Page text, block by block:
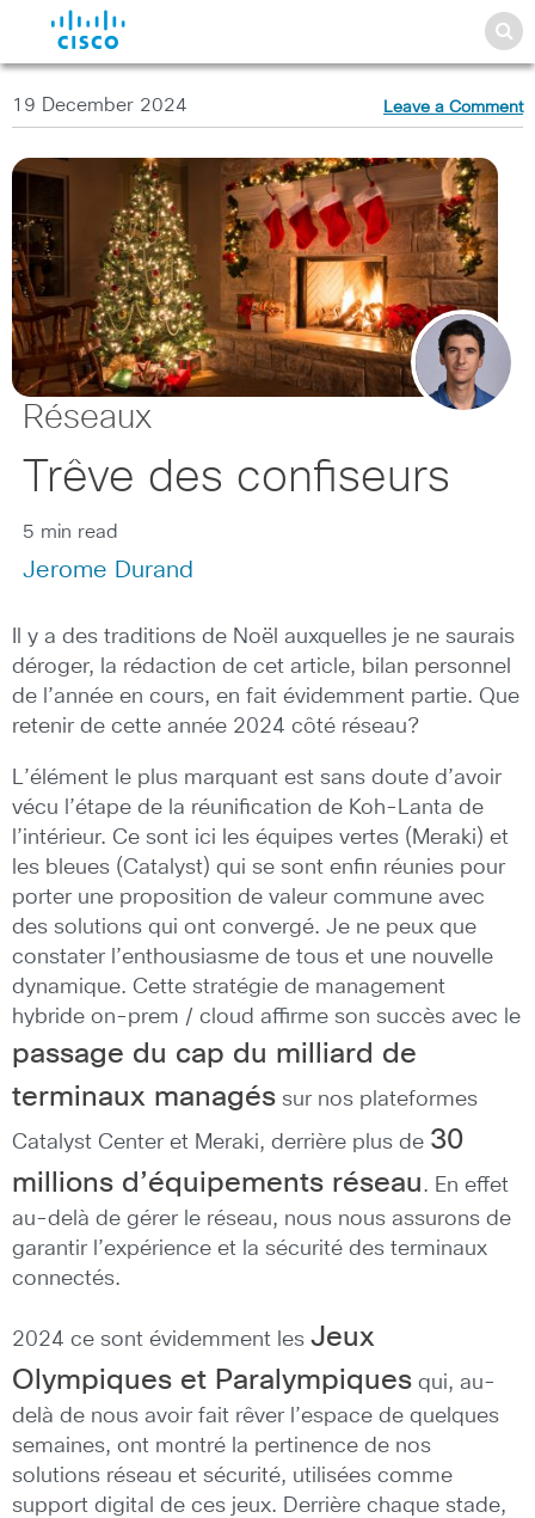
19 December 2024 Leave a Comment
Réseaux
Trêve des confiseurs
5 min read
Jerome Durand
Il y a des traditions de Noël auxquelles je ne saurais
déroger, la rédaction de cet article, bilan personnel
de l’année en cours, en fait évidemment partie. Que
retenir de cette année 2024 côté réseau?
L’élément le plus marquant est sans doute d’avoir
vécu l’étape de la réunification de Koh-Lanta de
l’intérieur. Ce sont ici les équipes vertes (Meraki) et
les bleues (Catalyst) qui se sont enfin réunies pour
porter une proposition de valeur commune avec
des solutions qui ont convergé. Je ne peux que
constater l’enthousiasme de tous et une nouvelle
dynamique. Cette stratégie de management
hybride on-prem / cloud affirme son succès avec le
passage du cap du milliard de
terminaux managés sur nos plateformes
Catalyst Center et Meraki, derrière plus de 30
millions d’équipements réseau. En effet
au-delà de gérer le réseau, nous nous assurons de
garantir l’expérience et la sécurité des terminaux
connectés.
2024 ce sont évidemment les Jeux
Olympiques et Paralympiques qui, au-
delà de nous avoir fait rêver l’espace de quelques
semaines, ont montré la pertinence de nos
solutions réseau et sécurité, utilisées comme
support digital de ces jeux. Derrière chaque stade,